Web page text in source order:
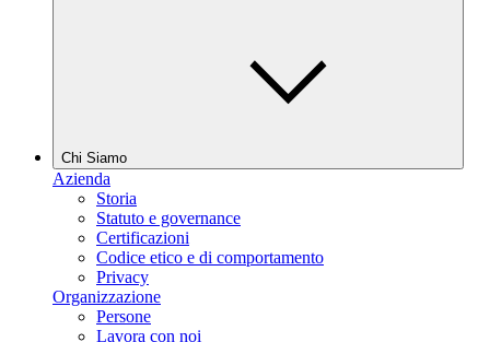
Chi Siamo
Azienda
Storia
Statuto e governance
Certificazioni
Codice etico e di comportamento
Privacy
Organizzazione
Persone
Lavora con noi